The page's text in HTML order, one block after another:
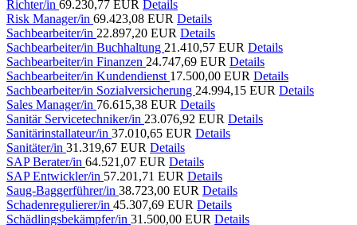
Richter/in 69.230,77 EUR Details
Risk Manager/in 69.423,08 EUR Details
Sachbearbeiter/in 22.897,20 EUR Details
Sachbearbeiter/in Buchhaltung 21.410,57 EUR Details
Sachbearbeiter/in Finanzen 24.747,69 EUR Details
Sachbearbeiter/in Kundendienst 17.500,00 EUR Details
Sachbearbeiter/in Sozialversicherung 24.994,15 EUR Details
Sales Manager/in 76.615,38 EUR Details
Sanitär Servicetechniker/in 23.076,92 EUR Details
Sanitärinstallateur/in 37.010,65 EUR Details
Sanitäter/in 31.319,67 EUR Details
SAP Berater/in 64.521,07 EUR Details
SAP Entwickler/in 57.201,71 EUR Details
Saug-Baggerführer/in 38.723,00 EUR Details
Schadenregulierer/in 45.307,69 EUR Details
Schädlingsbekämpfer/in 31.500,00 EUR Details